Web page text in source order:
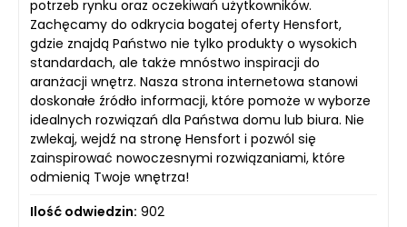
potrzeb rynku oraz oczekiwań użytkowników.
Zachęcamy do odkrycia bogatej oferty Hensfort,
gdzie znajdą Państwo nie tylko produkty o wysokich
standardach, ale także mnóstwo inspiracji do
aranżacji wnętrz. Nasza strona internetowa stanowi
doskonałe źródło informacji, które pomoże w wyborze
idealnych rozwiązań dla Państwa domu lub biura. Nie
zwlekaj, wejdź na stronę Hensfort i pozwól się
zainspirować nowoczesnymi rozwiązaniami, które
odmienią Twoje wnętrza!
Ilość odwiedzin: 902